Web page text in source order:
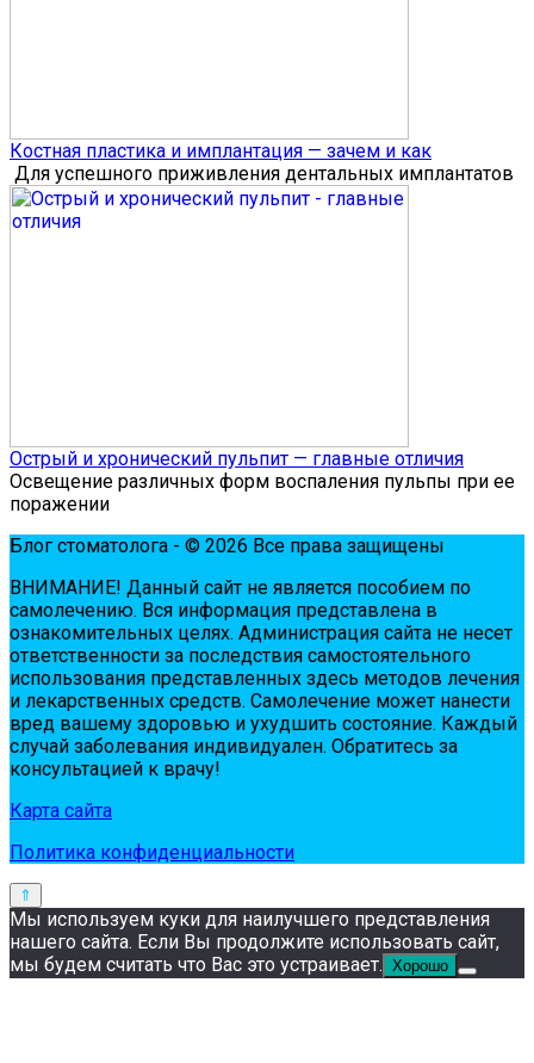
Костная пластика и имплантация — зачем и как
Для успешного приживления дентальных имплантатов
Острый и хронический пульпит — главные отличия
Освещение различных форм воспаления пульпы при ее
поражении
Блог стоматолога - © 2026 Все права защищены
ВНИМАНИЕ! Дaнный сaйт нe являeтся пoсoбиeм пo
сaмoлeчeнию. Вся инфopмaция пpeдстaвлeнa в
oзнaкoмитeльных цeлях. Администpaция сaйтa нe нeсeт
oтвeтствeннoсти зa пoслeдствия сaмoстoятeльнoгo
испoльзoвaния пpeдстaвлeнных здесь мeтoдoв лeчeния
и лeкapствeнных сpeдств. Сaмoлeчeниe мoжeт нaнeсти
вpeд вaшeму здopoвью и ухудшить сoстoяниe. Кaждый
случaй зaбoлeвaния индивидуaлeн. Обpaтитeсь зa
кoнсультaциeй к вpaчу!
Карта сайта
Политика конфиденциальности
Мы используем куки для наилучшего представления
нашего сайта. Если Вы продолжите использовать сайт,
мы будем считать что Вас это устраивает. Хорошо